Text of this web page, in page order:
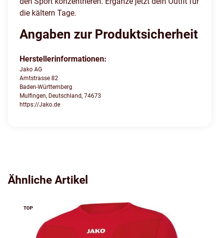
die kältern Tage.
Angaben zur Produktsicherheit
Herstellerinformationen:
Jako AG
Amtstrasse 82
Baden-Württemberg
Mulfingen, Deutschland, 74673
https://Jako.de
Ähnliche Artikel
TOP